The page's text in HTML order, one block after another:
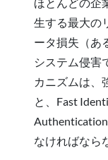
生する最大の
ータ損失（あ
システム侵害
カニズムは、
と、Fast
なければなら